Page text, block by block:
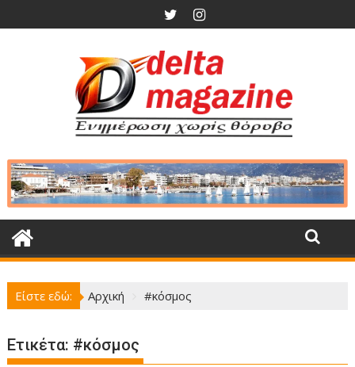
στο
Είστε εδώ: Αρχική #κόσμος
Ετικέτα: #κόσμος